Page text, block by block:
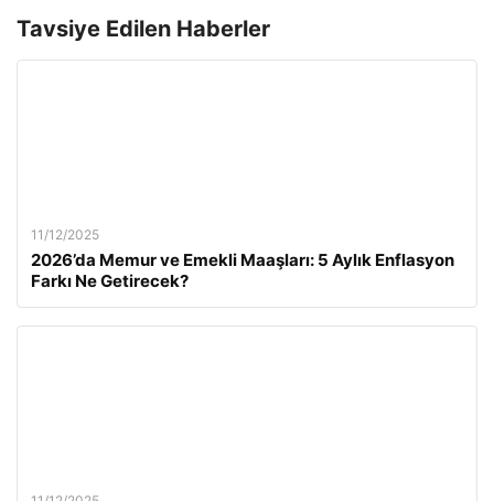
Tavsiye Edilen Haberler
11/12/2025
2026’da Memur ve Emekli Maaşları: 5 Aylık Enflasyon
Farkı Ne Getirecek?